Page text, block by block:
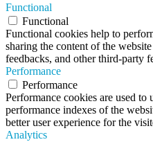
Functional
Functional
Functional cookies help to
sharing the content of the
feedbacks, and other third-party
Performance
Performance
Performance cookies are used to
performance indexes of the
better user experience for the
Analytics